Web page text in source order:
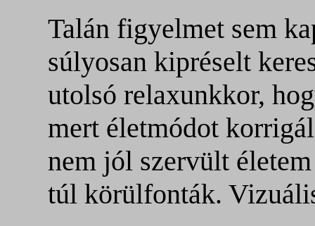
Talán figyelmet sem
súlyosan kipréselt
utolsó relaxunkkor,
mert életmódot
nem jól szervült
túl körülfonták.